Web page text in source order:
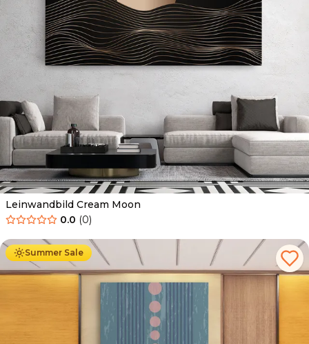
Leinwandbild Cream Moon
0.0 (0)
Summer Sale
Ab 39.90 € 34.90